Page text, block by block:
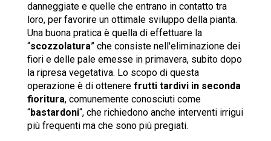
danneggiate e quelle che entrano in contatto tra
loro, per favorire un ottimale sviluppo della pianta.
Una buona pratica è quella di effettuare la
“scozzolatura” che consiste nell'eliminazione dei
fiori e delle pale emesse in primavera, subito dopo
la ripresa vegetativa. Lo scopo di questa
operazione è di ottenere frutti tardivi in seconda
fioritura, comunemente conosciuti come
“bastardoni“, che richiedono anche interventi irrigui
più frequenti ma che sono più pregiati.